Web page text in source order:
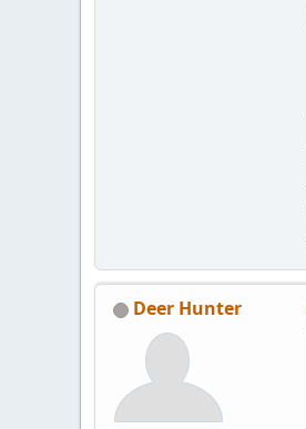
Deer Hunter